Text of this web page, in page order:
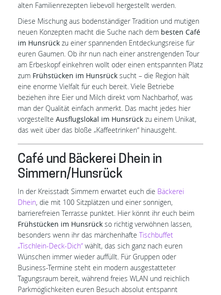
alten Familienrezepten liebevoll hergestellt werden.
Diese Mischung aus bodenständiger Tradition und mutigen
neuen Konzepten macht die Suche nach dem besten Café
im Hunsrück zu einer spannenden Entdeckungsreise für
euren Gaumen. Ob ihr nun nach einer anstrengenden Tour
am Erbeskopf einkehren wollt oder einen entspannten Platz
zum Frühstücken im Hunsrück sucht – die Region hält
eine enorme Vielfalt für euch bereit. Viele Betriebe
beziehen ihre Eier und Milch direkt vom Nachbarhof, was
man der Qualität einfach anmerkt. Das macht jedes hier
vorgestellte Ausflugslokal im Hunsrück zu einem Unikat,
das weit über das bloße „Kaffeetrinken“ hinausgeht.
Café und Bäckerei Dhein in
Simmern/Hunsrück
In der Kreisstadt Simmern erwartet euch die Bäckerei
Dhein, die mit 100 Sitzplätzen und einer sonnigen,
barrierefreien Terrasse punktet. Hier könnt ihr euch beim
Frühstücken im Hunsrück so richtig verwöhnen lassen,
besonders wenn ihr das märchenhafte Tischbuffet
„Tischlein-Deck-Dich“ wählt, das sich ganz nach euren
Wünschen immer wieder auffüllt. Für Gruppen oder
Business-Termine steht ein modern ausgestatteter
Tagungsraum bereit, während freies WLAN und reichlich
Parkmöglichkeiten euren Besuch absolut entspannt